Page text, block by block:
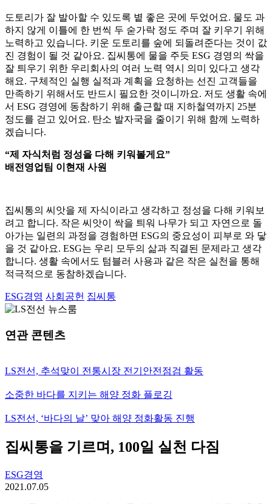
도토리가 잘 발아할 수 있도록 볕 좋은 곳에 두었어요. 물도 과
하지 않게 이틀에 한 번씩 두 숟가락 정도 주며 잘 키우기 위해
노력하고 있습니다. 키운 도토리를 숲에 되돌려준다는 것이 값
진 경험이 될 것 같아요. 집씨통에 물을 주듯 ESG 경영의 싹을
잘 틔우기 위한 우리회사의 여러 노력 역시 의미 있다고 생각
해요. 구체적인 실행 실적과 계획을 요청하는 선진 고객들을
만족하기 위해서도 반드시 필요한 것이니까요. 저도 생활 속에
서 ESG 경영에 동참하기 위해 출근할 때 지하철역까지 25분
정도를 걷고 있어요. 탄소 발자국을 줄이기 위해 함께 노력하
겠습니다.
“제 자식처럼 정성을 다해 키워볼게요”
배전영업팀 이현재 사원
집씨통의 씨앗을 제 자식이라고 생각하고 정성을 다해 키워보
려고 합니다. 작은 씨앗이 싹을 틔워 나무가 되고 자연으로 돌
아가는 일련의 과정을 경험하면 ESG의 중요성이 피부로 와 닿
을 것 같아요. ESG는 우리 모두의 삶과 직결된 문제라고 생각
합니다. 생활 속에서도 텀블러 사용과 같은 작은 실천을 통해
적극적으로 동참하겠습니다.
ESG경영 사회공헌 집씨통
연관 콘텐츠
LS전선, 추석맞이 전통시장 전기안전점검 활동
소중한 바다를 지키는 해양 정화 플로깅
LS전선, ‘바다의 날’ 맞아 해양 정화활동 진행
집씨통을 기르며, 100일 실천 다짐
ESG경영
2021.07.05